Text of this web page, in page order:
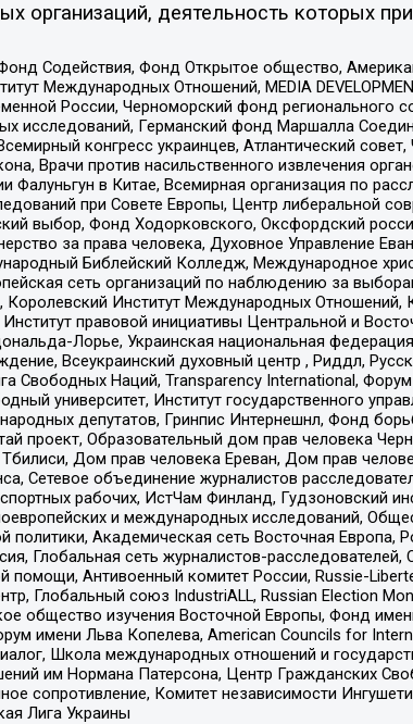
организаций, деятельность которых
Содействия, Фонд Открытое общество,
Международных Отношений, MEDIA
России, Черноморский фонд регионального
исследований, Германский фонд Маршалла
конгресс украинцев, Атлантический совет,
Врачи против насильственного извлечения
в Китае, Всемирная организация по
при Совете Европы, Центр либеральной
выбор, Фонд Ходорковского, Оксфордский
за права человека, Духовное Управление
Библейский Колледж, Международное
сеть организаций по наблюдению за
Институт Международных
правовой инициативы Центральной и
Лорье, Украинская национальная
Всеукраинский духовный центр , Риддл,
Свободных Наций, Transparеncy International,
университет, Институт государственного
депутатов, Гринпис Интернешнл, Фонд
проект, Образовательный дом прав человека
Дом прав человека Ереван, Дом прав
Сетевое объединение журналистов
рабочих, ИстЧам Финланд, Гудзоновский
и международных исследований,
Академическая сеть Восточная Европа,
Глобальная сеть журналистов-
Антивоенный комитет России, Russie-
Глобальный союз IndustriALL, Russian Election
общество изучения Восточной Европы, Фонд
имени Льва Копелева, American Councils for
Школа международных отношений и
им Нормана Патерсона, Центр Гражданских
сопротивление, Комитет независимости
Лига Украины